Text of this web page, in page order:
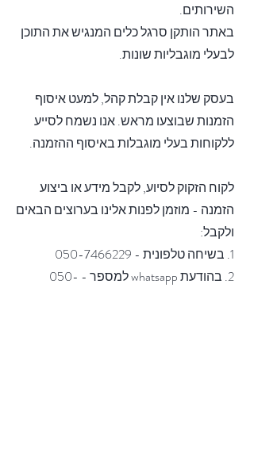
השירותים.
באתר הותקן סרגל כלים המנגיש את התוכן
לבעלי מוגבליות שונות.
בעסק שלנו אין קבלת קהל, למעט איסוף
הזמנות שבוצעו מראש. אנו נשמח לסייע
ללקוחות בעלי מוגבלות באיסוף ההזמנה.
לקוח הזקוק לסיוע, לקבל מידע או ביצוע
הזמנה - מוזמן לפנות אלינו בערוצים הבאים
ולקבל:
1. בשיחה טלפונית -
050-7466229
2. בהודעת whatsapp למספר -
050-